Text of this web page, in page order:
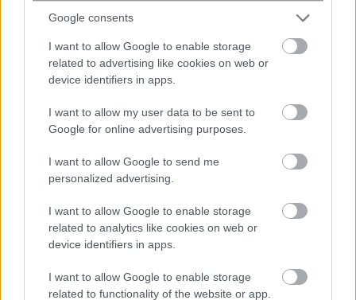
Google consents
I want to allow Google to enable storage
related to advertising like cookies on web or
device identifiers in apps.
I want to allow my user data to be sent to
Google for online advertising purposes.
I want to allow Google to send me
personalized advertising.
I want to allow Google to enable storage
related to analytics like cookies on web or
device identifiers in apps.
I want to allow Google to enable storage
related to functionality of the website or app.